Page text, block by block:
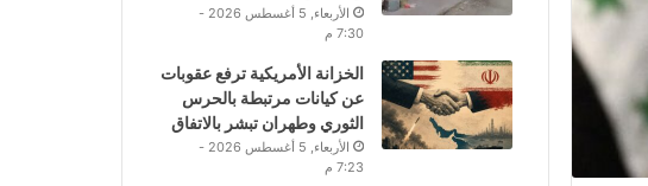
الأربعاء, 5 أغسطس 2026 -
7:30 م
الخزانة الأمريكية ترفع عقوبات
عن كيانات مرتبطة بالحرس
الثوري وطهران تبشر بالاتفاق
الأربعاء, 5 أغسطس 2026 -
7:23 م